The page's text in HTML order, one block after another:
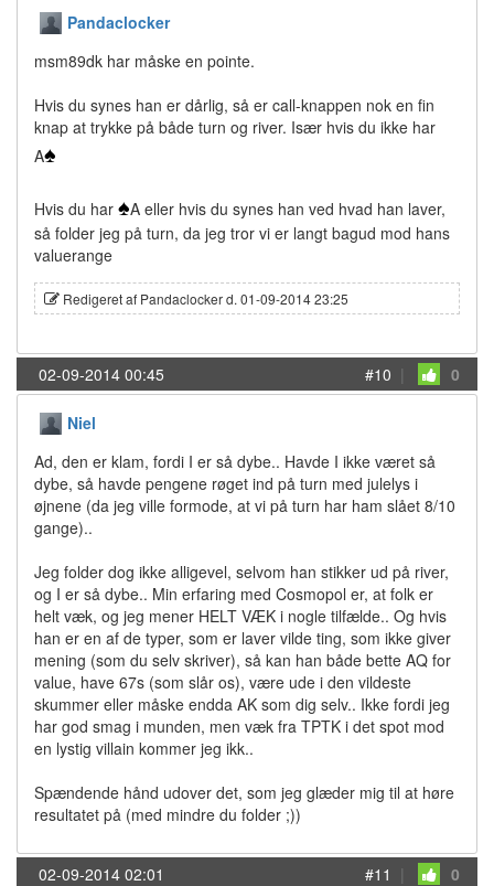
Pandaclocker
msm89dk har måske en pointe.
Hvis du synes han er dårlig, så er call-knappen nok en fin
knap at trykke på både turn og river. Især hvis du ikke har
A♠
Hvis du har ♠A eller hvis du synes han ved hvad han laver,
så folder jeg på turn, da jeg tror vi er langt bagud mod hans
valuerange
Redigeret af Pandaclocker d. 01-09-2014 23:25
02-09-2014 00:45 #10 | 0
Niel
Ad, den er klam, fordi I er så dybe.. Havde I ikke været så
dybe, så havde pengene røget ind på turn med julelys i
øjnene (da jeg ville formode, at vi på turn har ham slået 8/10
gange)..
Jeg folder dog ikke alligevel, selvom han stikker ud på river,
og I er så dybe.. Min erfaring med Cosmopol er, at folk er
helt væk, og jeg mener HELT VÆK i nogle tilfælde.. Og hvis
han er en af de typer, som er laver vilde ting, som ikke giver
mening (som du selv skriver), så kan han både bette AQ for
value, have 67s (som slår os), være ude i den vildeste
skummer eller måske endda AK som dig selv.. Ikke fordi jeg
har god smag i munden, men væk fra TPTK i det spot mod
en lystig villain kommer jeg ikk..
Spændende hånd udover det, som jeg glæder mig til at høre
resultatet på (med mindre du folder ;))
02-09-2014 02:01 #11 | 0